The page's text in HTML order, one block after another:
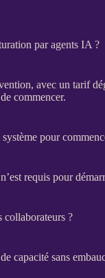
par agents IA ?
avec un tarif
commencer.
pour
requis pour
collaborateurs ?
capacité sans